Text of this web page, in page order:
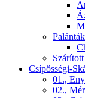
Csípősségi-
01.,
02.,